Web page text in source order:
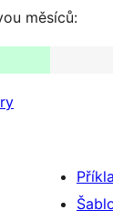
měsíců: